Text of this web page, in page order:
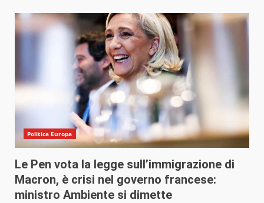
Politica Europa
Le Pen vota la legge sull’immigrazione di
Macron, è crisi nel governo francese:
ministro Ambiente si dimette